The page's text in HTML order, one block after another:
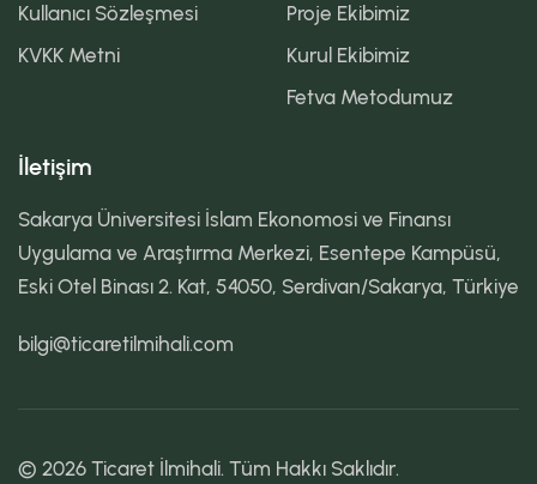
Kullanıcı Sözleşmesi
KVKK Metni
Proje Ekibimiz
Kurul Ekibimiz
Fetva Metodumuz
İletişim
Sakarya Üniversitesi İslam Ekonomosi ve Finansı
Uygulama ve Araştırma Merkezi, Esentepe Kampüsü,
Eski Otel Binası 2. Kat, 54050, Serdivan/Sakarya, Türkiye
bilgi@ticaretilmihali.com
© 2026 Ticaret İlmihali. Tüm Hakkı Saklıdır.